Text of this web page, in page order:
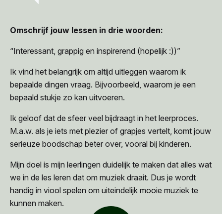
Omschrijf jouw lessen in drie woorden:
“Interessant, grappig en inspirerend (hopelijk :))”
Ik vind het belangrijk om altijd uitleggen waarom ik
bepaalde dingen vraag. Bijvoorbeeld, waarom je een
bepaald stukje zo kan uitvoeren.
Ik geloof dat de sfeer veel bijdraagt in het leerproces.
M.a.w. als je iets met plezier of grapjes vertelt, komt jouw
serieuze boodschap beter over, vooral bij kinderen.
Mijn doel is mijn leerlingen duidelijk te maken dat alles wat
we in de les leren dat om muziek draait. Dus je wordt
handig in viool spelen om uiteindelijk mooie muziek te
kunnen maken.